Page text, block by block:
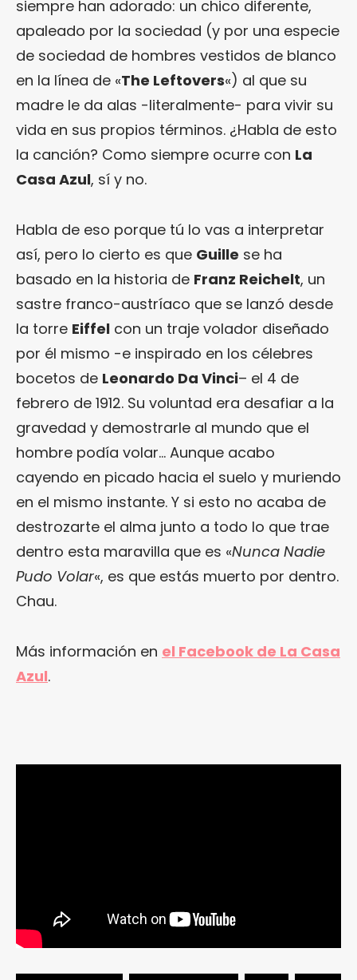
siempre han adorado: un chico diferente,
apaleado por la sociedad (y por una especie
de sociedad de hombres vestidos de blanco
en la línea de «The Leftovers«) al que su
madre le da alas -literalmente- para vivir su
vida en sus propios términos. ¿Habla de esto
la canción? Como siempre ocurre con La
Casa Azul, sí y no.
Habla de eso porque tú lo vas a interpretar
así, pero lo cierto es que Guille se ha
basado en la historia de Franz Reichelt, un
sastre franco-austríaco que se lanzó desde
la torre Eiffel con un traje volador diseñado
por él mismo -e inspirado en los célebres
bocetos de Leonardo Da Vinci– el 4 de
febrero de 1912. Su voluntad era desafiar a la
gravedad y demostrarle al mundo que el
hombre podía volar… Aunque acabo
cayendo en picado hacia el suelo y muriendo
en el mismo instante. Y si esto no acaba de
destrozarte el alma junto a todo lo que trae
dentro esta maravilla que es «Nunca Nadie
Pudo Volar«, es que estás muerto por dentro.
Chau.
Más información en el Facebook de La Casa
Azul.